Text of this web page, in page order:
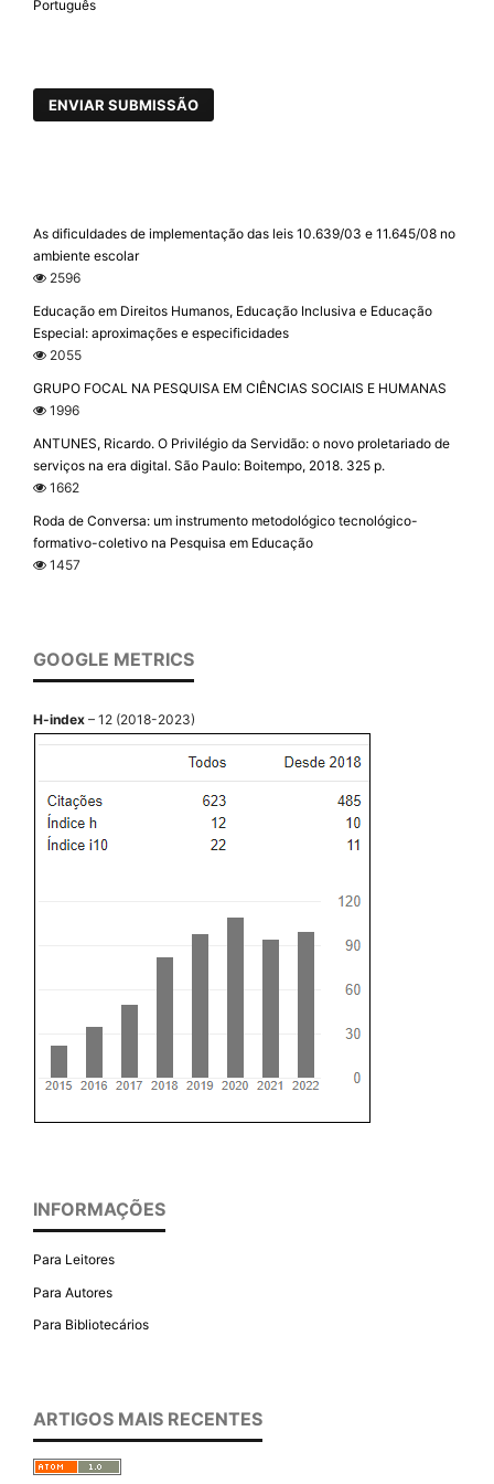
Português
ENVIAR SUBMISSÃO
As dificuldades de implementação das leis 10.639/03 e 11.645/08 no
ambiente escolar
2596
Educação em Direitos Humanos, Educação Inclusiva e Educação
Especial: aproximações e especificidades
2055
GRUPO FOCAL NA PESQUISA EM CIÊNCIAS SOCIAIS E HUMANAS
1996
ANTUNES, Ricardo. O Privilégio da Servidão: o novo proletariado de
serviços na era digital. São Paulo: Boitempo, 2018. 325 p.
1662
Roda de Conversa: um instrumento metodológico tecnológico-
formativo-coletivo na Pesquisa em Educação
1457
GOOGLE METRICS
H-index – 12 (2018-2023)
INFORMAÇÕES
Para Leitores
Para Autores
Para Bibliotecários
ARTIGOS MAIS RECENTES